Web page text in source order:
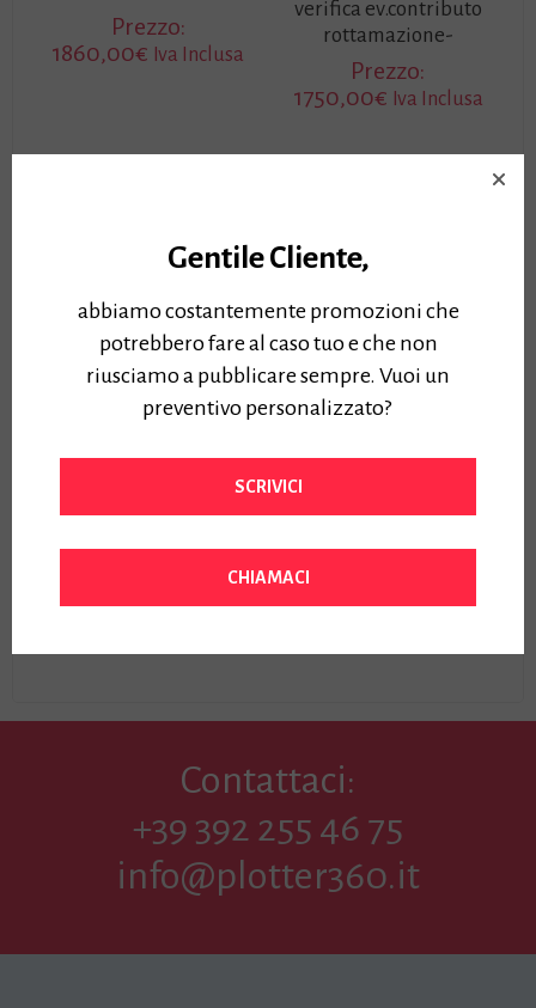
Prezzo:
1860,00€ Iva Inclusa
verifica ev.contributo
rottamazione-
Prezzo:
1750,00€ Iva Inclusa
Plotter HP T630 A1
Iva Inclusa
Contattaci:
+39 392 255 46 75
info@plotter360.it
Gentile Cliente,
abbiamo costantemente promozioni che
potrebbero fare al caso tuo e che non
riusciamo a pubblicare sempre. Vuoi un
preventivo personalizzato?
SCRIVICI
CHIAMACI